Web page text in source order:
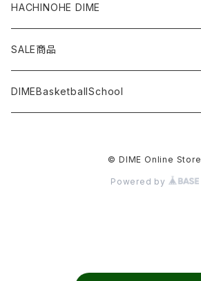
Bottoms
Accessories
Others
HACHINOHE DIME
SALE商品
DIMEBasketballSchool
© DIME Online Store
Powered by